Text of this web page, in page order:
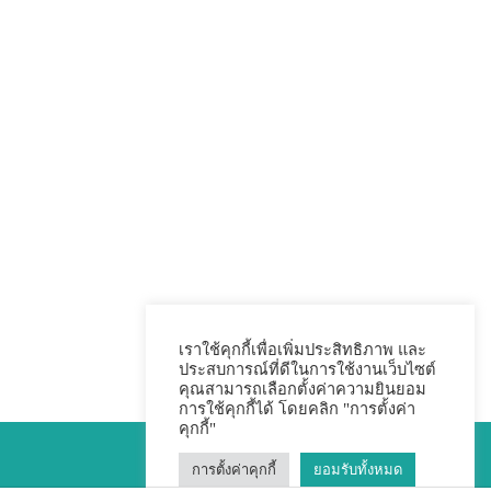
เราใช้คุกกี้เพื่อเพิ่มประสิทธิภาพ และ
ประสบการณ์ที่ดีในการใช้งานเว็บไซต์
คุณสามารถเลือกตั้งค่าความยินยอม
การใช้คุกกี้ได้ โดยคลิก "การตั้งค่า
คุกกี้"
การตั้งค่าคุกกี้ ยอมรับทั้งหมด